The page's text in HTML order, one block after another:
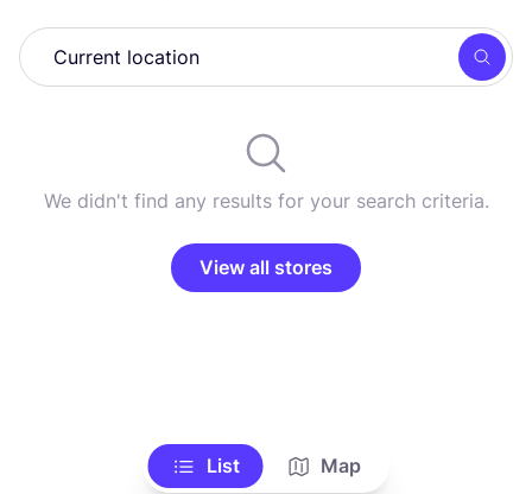
We didn't find any results for your search criteria.
View all stores
List Map